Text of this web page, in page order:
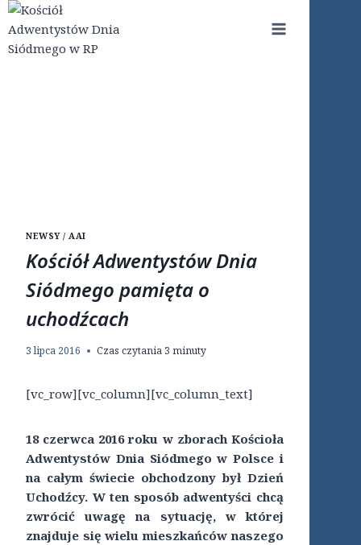
Przejdź
do
treści
NEWSY / AAI
Kościół Adwentystów Dnia
Siódmego pamięta o
uchodźcach
3 lipca 2016 Czas czytania 3 minuty
[vc_row][vc_column][vc_column_text]
18 czerwca 2016 roku w zborach Kościoła
Adwentystów Dnia Siódmego w Polsce i
na całym świecie obchodzony był Dzień
Uchodźcy. W ten sposób adwentyści chcą
zwrócić uwagę na sytuację, w której
znajduje się wielu mieszkańców naszego